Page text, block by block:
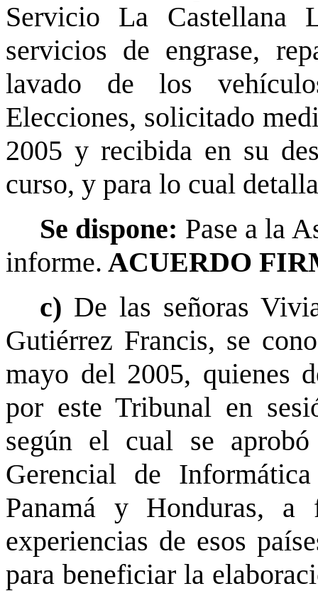
Servicio La Castellana
servicios de engrase,
lavado de los
Elecciones, solicitado
2005 y recibida en su
curso, y para lo cual
Se dispone: Pase a la
informe. ACUERDO
c) De las señoras
Gutiérrez Francis, se
mayo del 2005, quienes
por este Tribunal en
según el cual se
Gerencial de
Panamá y Honduras,
experiencias de esos
para beneficiar la